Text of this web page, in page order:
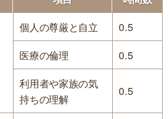
個人の尊厳と自立
0.5
医療の倫理
0.5
利用者や家族の気
持ちの理解
0.5